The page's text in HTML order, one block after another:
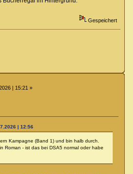
Gespeichert
| 15:21 »
| 12:56
Kampagne (Band 1) und bin halb durch.
Roman - ist das bei DSA5 normal oder habe